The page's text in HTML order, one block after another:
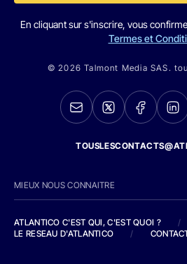
En cliquant sur s'inscrire, vous
Termes et
© 2026 Talmont Media SAS.
MIEUX NOUS CONNAITRE
ATLANTICO C'EST QUI, C'EST QUOI ?
/
LE RESEAU D'ATLANTICO
/